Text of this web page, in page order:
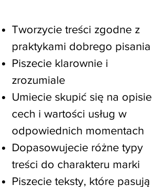
Tworzycie treści zgodne z
praktykami dobrego pisania
Piszecie klarownie i
zrozumiale
Umiecie skupić się na opisie
cech i wartości usług w
odpowiednich momentach
Dopasowujecie różne typy
treści do charakteru marki
Piszecie teksty, które pasują